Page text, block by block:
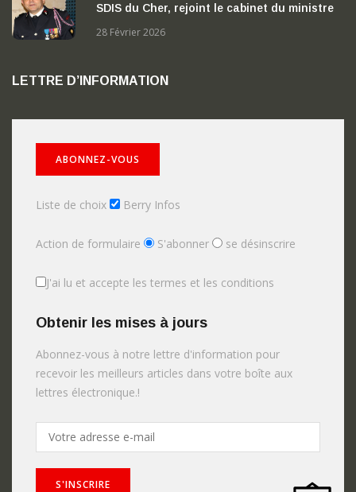
SDIS du Cher, rejoint le cabinet du ministre
28 Février 2026
LETTRE D’INFORMATION
Liste de choix Berry Infos
Action de formulaire S'abonner se désinscrire
J'ai lu et accepte les termes et les conditions
Obtenir les mises à jours
Abonnez-vous à notre lettre d'information pour
recevoir les meilleurs articles dans votre boîte aux
lettres électronique.!